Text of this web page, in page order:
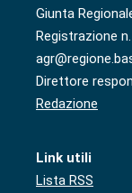
Giunta
Registrazione
Direttore
Redazione
Link utili
Lista RSS